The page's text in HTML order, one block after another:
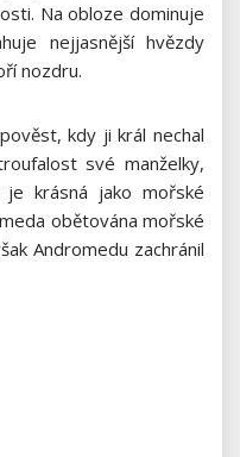
Na obloze dominuje
nejjasnější hvězdy
nozdru.
kdy ji král nechal
své manželky,
krásná jako mořské
obětována mořské
Andromedu zachránil